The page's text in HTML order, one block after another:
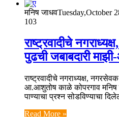
मनिष जाधवTuesday,October
103
राष्ट्रवादीचे
पुढची जबाबदारी
राष्ट्रवादीचे नगराध्यक्ष,
आ.आशुतोष काळे कोपरगाव मनिष
पाण्याचा प्रश्न सोडविण्याचा
Read More »